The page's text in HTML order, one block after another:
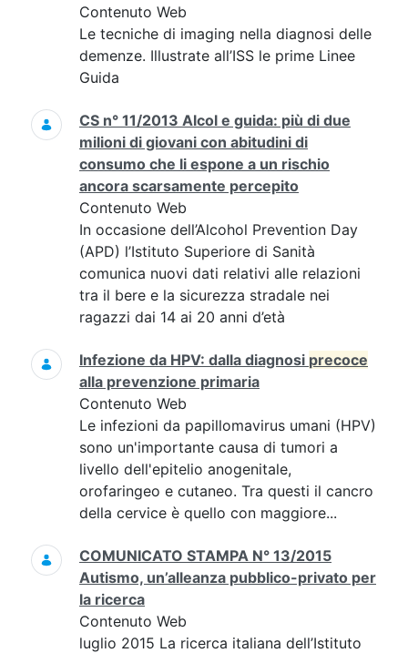
Contenuto Web
Le tecniche di imaging nella diagnosi delle
demenze. Illustrate all’ISS le prime Linee
Guida
CS n° 11/2013 Alcol e guida: più di due
milioni di giovani con abitudini di
consumo che li espone a un rischio
ancora scarsamente percepito
Contenuto Web
In occasione dell’Alcohol Prevention Day
(APD) l’Istituto Superiore di Sanità
comunica nuovi dati relativi alle relazioni
tra il bere e la sicurezza stradale nei
ragazzi dai 14 ai 20 anni d’età
Infezione da HPV: dalla diagnosi precoce
alla prevenzione primaria
Contenuto Web
Le infezioni da papillomavirus umani (HPV)
sono un'importante causa di tumori a
livello dell'epitelio anogenitale,
orofaringeo e cutaneo. Tra questi il cancro
della cervice è quello con maggiore...
COMUNICATO STAMPA N° 13/2015
Autismo, un’alleanza pubblico-privato per
la ricerca
Contenuto Web
luglio 2015 La ricerca italiana dell’Istituto